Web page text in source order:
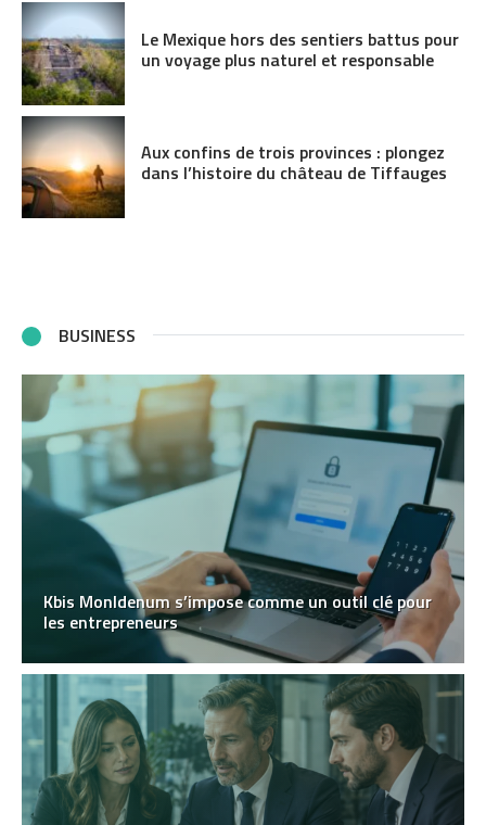
Le Mexique hors des sentiers battus pour
un voyage plus naturel et responsable
Aux confins de trois provinces : plongez
dans l’histoire du château de Tiffauges
BUSINESS
Kbis MonIdenum s’impose comme un outil clé pour
les entrepreneurs